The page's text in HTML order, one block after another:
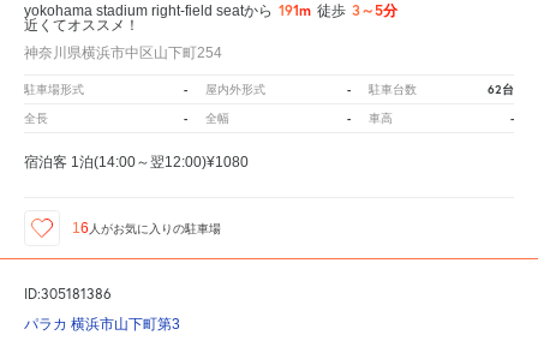
yokohama stadium right-field seatから 191m 徒歩 3～5分
近くてオススメ！
神奈川県横浜市中区山下町254
駐車場形式 - 屋内外形式 - 駐車台数 62台
全長 - 全幅 - 車高 -
宿泊客 1泊(14:00～翌12:00)¥1080
16 人がお気に入りの駐車場
ID:305181386
パラカ 横浜市山下町第3